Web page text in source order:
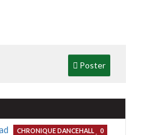
Poster
CHRONIQUE DANCEHALL 0